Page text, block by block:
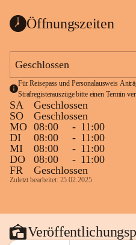
Öffnungszeiten
Geschlossen
Für Reisepass und Personalausweis
Strafregisterauszüge bitte einen Termin
SA
Geschlossen
SO
Geschlossen
MO 08:00 - 11:00
DI
08:00 - 11:00
MI
08:00 - 11:00
DO
08:00 - 11:00
FR
Geschlossen
Zuletzt bearbeitet: 25.02.2025